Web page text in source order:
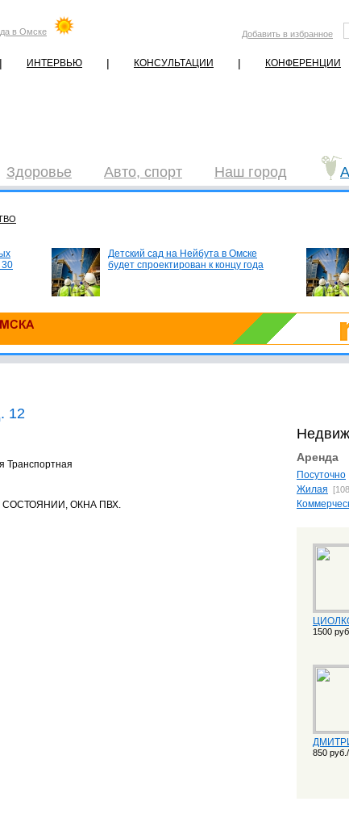
в Омске Добавить в избранное
| ИНТЕРВЬЮ | КОНСУЛЬТАЦИИ | КОНФЕРЕНЦИИ
Здоровье Авто, спорт Наш город
Детский сад на Нейбута в Омске
будет спроектирован к концу года
12
Транспортная
ОКНА ПВХ.
Аренда
Посуточно
Жилая
1500
850 руб./